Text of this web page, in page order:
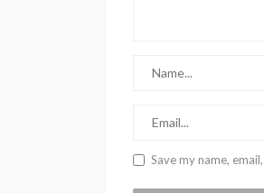
Save my name,